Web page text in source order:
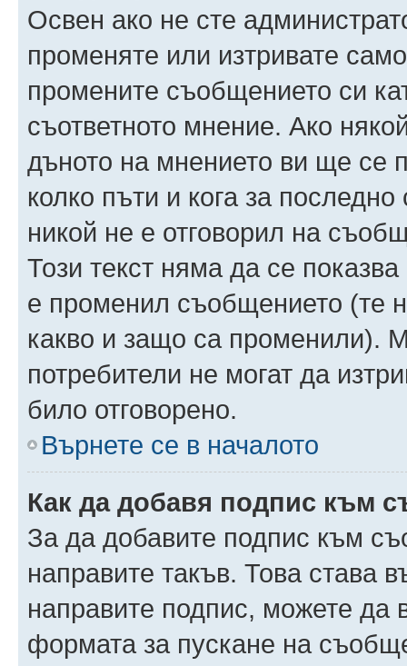
Освен ако не сте
променяте или изтривате
промените съобщението си
съответното мнение. Ако
дъното на мнението ви ще се
колко пъти и кога за
никой не е отговорил на
Този текст няма да се
е променил съобщението (те
какво и защо са променили).
потребители не могат да
било отговорено.
Върнете се в началото
Как да добавя подпис към
За да добавите подпис към
направите такъв. Това
направите подпис, можете да
формата за пускане на